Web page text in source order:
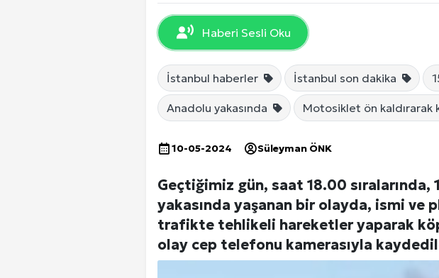
Haberi Sesli Oku
İstanbul haberler İstanbul son dakika
Anadolu yakasında Motosiklet ön kaldırarak
10-05-2024 Süleyman ÖNK
Geçtiğimiz gün, saat 18.00
yakasında yaşanan bir olayda, ismi ve
trafikte tehlikeli hareketler yaparak
olay cep telefonu kamerasıyla
Yerel Haberler